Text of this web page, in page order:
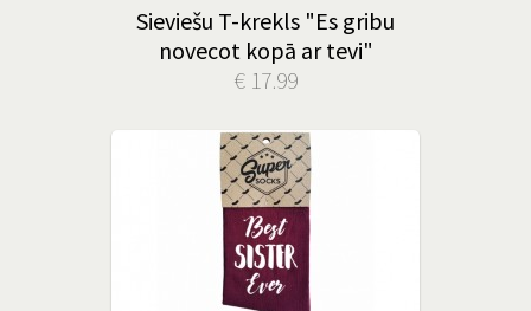
Sieviešu T-krekls "Es gribu
novecot kopā ar tevi"
€ 17.99